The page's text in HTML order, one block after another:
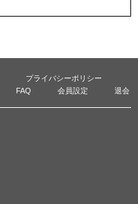
プライバシーポリシー
FAQ 会員設定 退会